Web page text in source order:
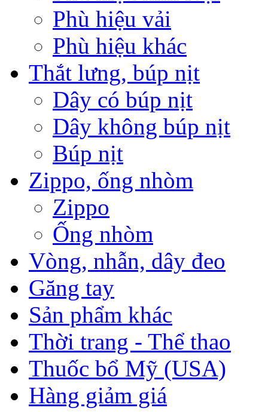
Phù hiệu vải
Phù hiệu khác
Thắt lưng, búp nịt
Dây có búp nịt
Dây không búp nịt
Búp nịt
Zippo, ống nhòm
Zippo
Ống nhòm
Vòng, nhẫn, dây đeo
Găng tay
Sản phẩm khác
Thời trang - Thể thao
Thuốc bổ Mỹ (USA)
Hàng giảm giá